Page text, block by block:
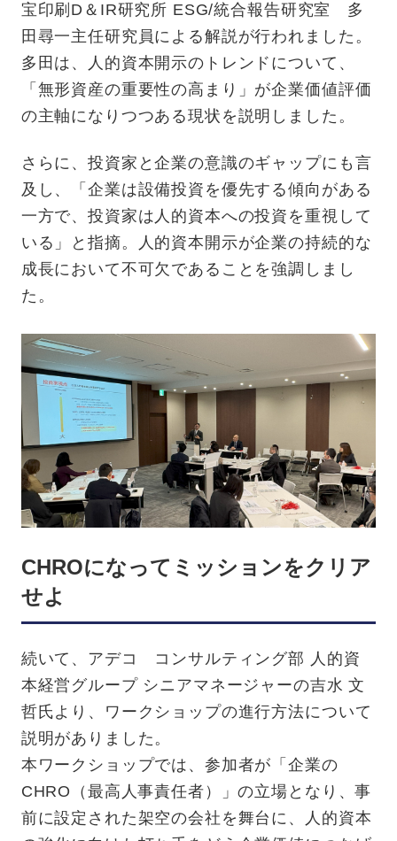
宝印刷D＆IR研究所 ESG/統合報告研究室 多
田尋一主任研究員による解説が行われました。
多田は、人的資本開示のトレンドについて、
「無形資産の重要性の高まり」が企業価値評価
の主軸になりつつある現状を説明しました。
さらに、投資家と企業の意識のギャップにも言
及し、「企業は設備投資を優先する傾向がある
一方で、投資家は人的資本への投資を重視して
いる」と指摘。人的資本開示が企業の持続的な
成長において不可欠であることを強調しまし
た。
CHROになってミッションをクリア
せよ
続いて、アデコ コンサルティング部 人的資
本経営グループ シニアマネージャーの吉水 文
哲氏より、ワークショップの進行方法について
説明がありました。
本ワークショップでは、参加者が「企業の
CHRO（最高人事責任者）」の立場となり、事
前に設定された架空の会社を舞台に、人的資本